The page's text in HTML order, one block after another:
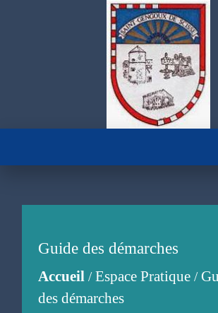
Guide des démarches
Accueil/Espace Pratique/
des démarches